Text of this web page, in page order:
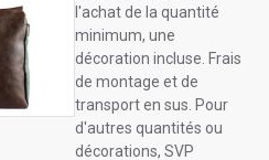
l'achat de la quantité
minimum, une
décoration incluse. Frais
de montage et de
transport en sus. Pour
d'autres quantités ou
décorations, SVP